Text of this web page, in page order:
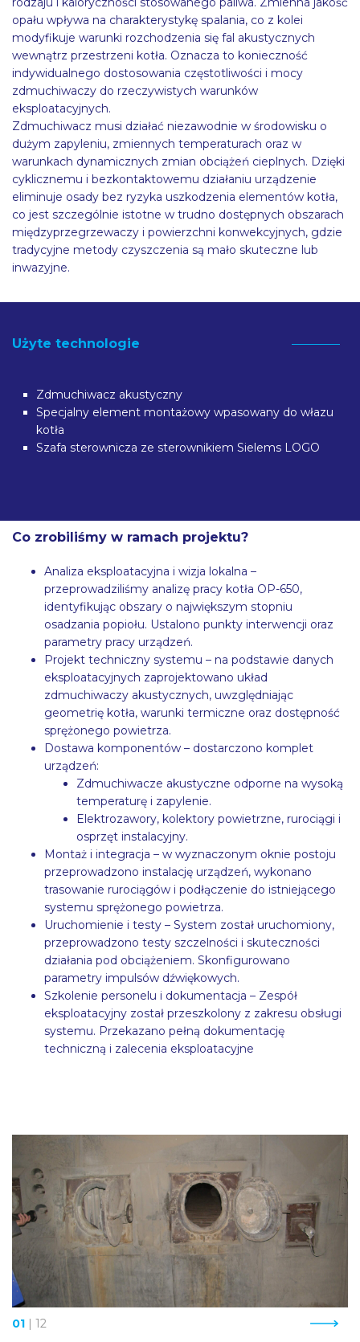
opału wpływa na charakterystykę spalania, co z kolei
modyfikuje warunki rozchodzenia się fal akustycznych
wewnątrz przestrzeni kotła. Oznacza to konieczność
indywidualnego dostosowania częstotliwości i mocy
zdmuchiwaczy do rzeczywistych warunków
eksploatacyjnych.
Zdmuchiwacz musi działać niezawodnie w środowisku o
dużym zapyleniu, zmiennych temperaturach oraz w
warunkach dynamicznych zmian obciążeń cieplnych. Dzięki
cyklicznemu i bezkontaktowemu działaniu urządzenie
eliminuje osady bez ryzyka uszkodzenia elementów kotła,
co jest szczególnie istotne w trudno dostępnych obszarach
międzyprzegrzewaczy i powierzchni konwekcyjnych, gdzie
tradycyjne metody czyszczenia są mało skuteczne lub
inwazyjne.
Użyte technologie
Zdmuchiwacz akustyczny
Specjalny element montażowy wpasowany do włazu
kotła
Szafa sterownicza ze sterownikiem Sielems LOGO
Co zrobiliśmy w ramach projektu?
Analiza eksploatacyjna i wizja lokalna –
przeprowadziliśmy analizę pracy kotła OP-650,
identyfikując obszary o największym stopniu
osadzania popiołu. Ustalono punkty interwencji oraz
parametry pracy urządzeń.
Projekt techniczny systemu – na podstawie danych
eksploatacyjnych zaprojektowano układ
zdmuchiwaczy akustycznych, uwzględniając
geometrię kotła, warunki termiczne oraz dostępność
sprężonego powietrza.
Dostawa komponentów – dostarczono komplet
urządzeń:
Zdmuchiwacze akustyczne odporne na wysoką
temperaturę i zapylenie.
Elektrozawory, kolektory powietrzne, rurociągi i
osprzęt instalacyjny.
Montaż i integracja – w wyznaczonym oknie postoju
przeprowadzono instalację urządzeń, wykonano
trasowanie rurociągów i podłączenie do istniejącego
systemu sprężonego powietrza.
Uruchomienie i testy – System został uruchomiony,
przeprowadzono testy szczelności i skuteczności
działania pod obciążeniem. Skonfigurowano
parametry impulsów dźwiękowych.
Szkolenie personelu i dokumentacja – Zespół
eksploatacyjny został przeszkolony z zakresu obsługi
systemu. Przekazano pełną dokumentację
techniczną i zalecenia eksploatacyjne
01 | 12